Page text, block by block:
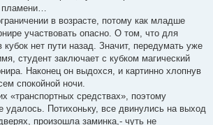
в возрасте, потому как младше
участвовать опасно. О том, что для
нет пути назад. Значит, передумать уже
студент заключает с кубком магический
Наконец он выдохся, и картинно хлопнув
спокойной ночи.
«транспортных средствах», поэтому
удалось. Потихоньку, все двинулись на выход
произошла заминка,- чуть не